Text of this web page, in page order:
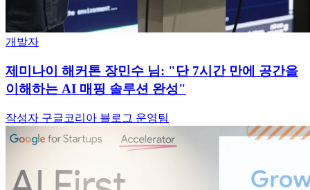
개발자
제미나이 해커톤 장민수 님: "단 7시간 만에 공간을
이해하는 AI 매핑 솔루션 완성"
작성자 구글코리아 블로그 운영팀